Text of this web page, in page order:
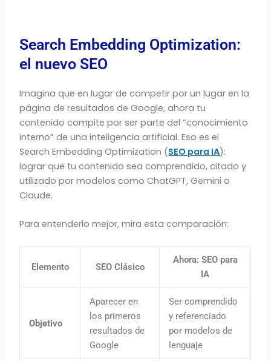
Search Embedding Optimization:
el nuevo SEO
Imagina que en lugar de competir por un lugar en la
página de resultados de Google, ahora tu
contenido compite por ser parte del “conocimiento
interno” de una inteligencia artificial. Eso es el
Search Embedding Optimization (SEO para IA):
lograr que tu contenido sea comprendido, citado y
utilizado por modelos como ChatGPT, Gemini o
Claude.
Para entenderlo mejor, mira esta comparación:
Elemento SEO Clásico
Ahora: SEO para
IA
Objetivo
Aparecer en
los primeros
resultados de
Google
Ser comprendido
y referenciado
por modelos de
lenguaje